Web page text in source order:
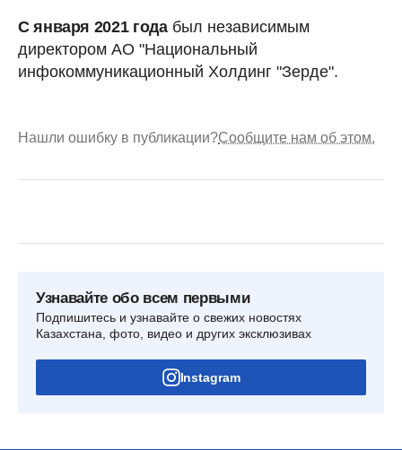
С января 2021 годабыл независимым
директором АО "Национальный
инфокоммуникационный Холдинг "Зерде".
Нашли ошибку в публикации?Сообщите нам об этом.
Узнавайте обо всем первыми
Подпишитесь и узнавайте о свежих новостях
Казахстана, фото, видео и других эксклюзивах
Instagram